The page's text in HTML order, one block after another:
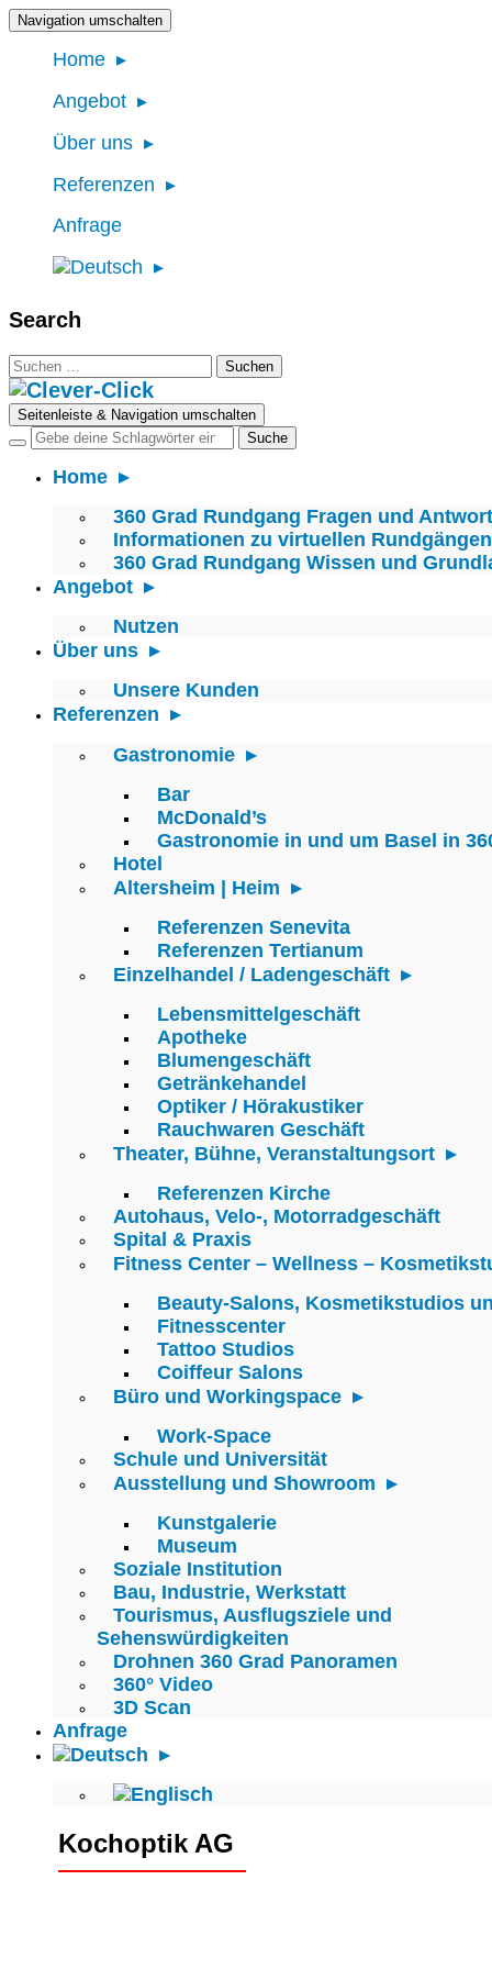
Navigation umschalten
Home
Angebot
Über uns
Referenzen
Anfrage
Search
Suchen
nach:
Seitenleiste & Navigation umschalten
Home
360 Grad Rundgang Fragen und
Informationen zu virtuellen Rundgängen
360 Grad Rundgang Wissen und
Angebot
Nutzen
Über uns
Unsere Kunden
Referenzen
Gastronomie
Bar
McDonald’s
Gastronomie in und um Basel in
Hotel
Altersheim | Heim
Referenzen Senevita
Referenzen Tertianum
Einzelhandel / Ladengeschäft
Lebensmittelgeschäft
Apotheke
Blumengeschäft
Getränkehandel
Optiker / Hörakustiker
Rauchwaren Geschäft
Theater, Bühne, Veranstaltungsort
Referenzen Kirche
Autohaus, Velo-, Motorradgeschäft
Spital & Praxis
Fitness Center – Wellness –
Beauty-Salons, Kosmetikstudios
Fitnesscenter
Tattoo Studios
Coiffeur Salons
Büro und Workingspace
Work-Space
Schule und Universität
Ausstellung und Showroom
Kunstgalerie
Museum
Soziale Institution
Bau, Industrie, Werkstatt
Tourismus, Ausflugsziele und
Sehenswürdigkeiten
Drohnen 360 Grad Panoramen
360° Video
3D Scan
Anfrage
Kochoptik AG